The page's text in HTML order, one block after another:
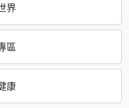
界
區
康